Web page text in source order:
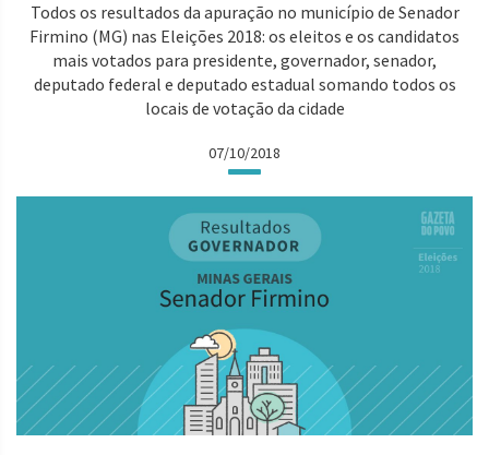
Todos os resultados da apuração no município de Senador
Firmino (MG) nas Eleições 2018: os eleitos e os candidatos
mais votados para presidente, governador, senador,
deputado federal e deputado estadual somando todos os
locais de votação da cidade
07/10/2018